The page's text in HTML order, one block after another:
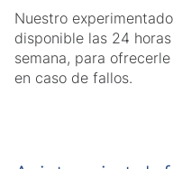
Nuestro
disponible las 24
semana, para
en caso de fallos.